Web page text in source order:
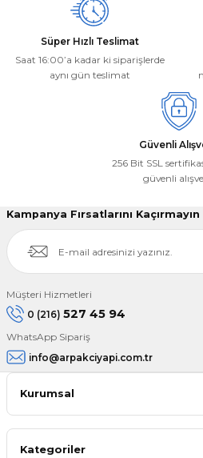
Süper Hızlı Teslimat
Saat 16:00’a kadar ki siparişlerde
aynı gün teslimat
Güvenli
256 Bit SSL
güvenli
Kampanya Fırsatlarını Kaçırmayın
Müşteri Hizmetleri
0 (216) 527 45 94
WhatsApp Sipariş
info@arpakciyapi.com.tr
Kurumsal
Kategoriler